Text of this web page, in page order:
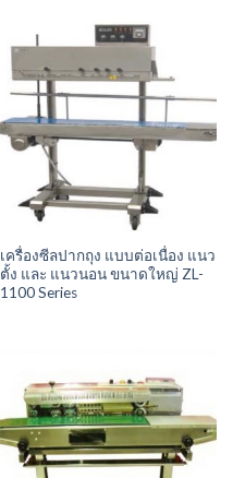
เครื่องซีลปากถุง แบบต่อเนื่อง แนว
ตั้ง และ แนวนอน ขนาดใหญ่ ZL-
1100 Series